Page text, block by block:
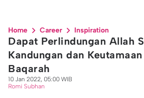
Home Career Inspiration
Dapat Perlindungan Allah
Kandungan dan
Baqarah
10 Jan 2022, 05:00 WIB
Romi Subhan